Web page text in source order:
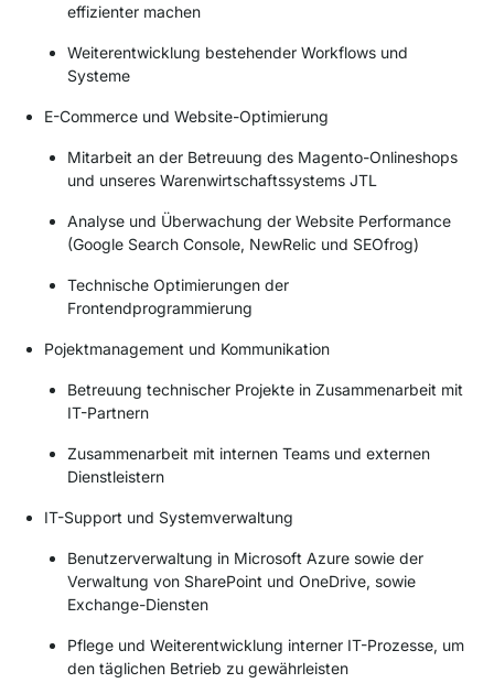
effizienter machen
Weiterentwicklung bestehender Workflows und
Systeme
E-Commerce und Website-Optimierung
Mitarbeit an der Betreuung des Magento-Onlineshops
und unseres Warenwirtschaftssystems JTL
Analyse und Überwachung der Website Performance
(Google Search Console, NewRelic und SEOfrog)
Technische Optimierungen der
Frontendprogrammierung
Pojektmanagement und Kommunikation
Betreuung technischer Projekte in Zusammenarbeit mit
IT-Partnern
Zusammenarbeit mit internen Teams und externen
Dienstleistern
IT-Support und Systemverwaltung
Benutzerverwaltung in Microsoft Azure sowie der
Verwaltung von SharePoint und OneDrive, sowie
Exchange-Diensten
Pflege und Weiterentwicklung interner IT-Prozesse, um
den täglichen Betrieb zu gewährleisten